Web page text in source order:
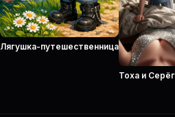
Лягушка-путешественница
Тоха и